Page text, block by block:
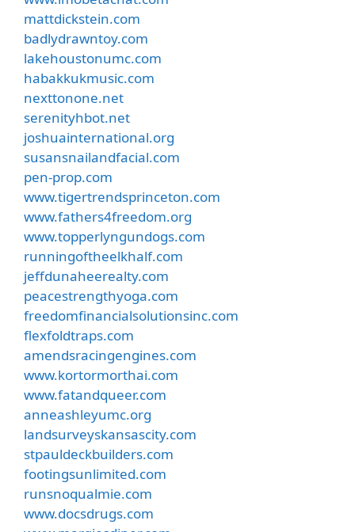
mattdickstein.com
badlydrawntoy.com
lakehoustonumc.com
habakkukmusic.com
nexttonone.net
serenityhbot.net
joshuainternational.org
susansnailandfacial.com
pen-prop.com
www.tigertrendsprinceton.com
www.fathers4freedom.org
www.topperlyngundogs.com
runningoftheelkhalf.com
jeffdunaheerealty.com
peacestrengthyoga.com
freedomfinancialsolutionsinc.com
flexfoldtraps.com
amendsracingengines.com
www.kortormorthai.com
www.fatandqueer.com
anneashleyumc.org
landsurveyskansascity.com
stpauldeckbuilders.com
footingsunlimited.com
runsnoqualmie.com
www.docsdrugs.com